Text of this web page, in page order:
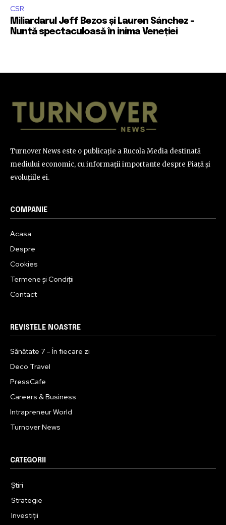
CSR
Miliardarul Jeff Bezos și Lauren Sánchez –
Nuntă spectaculoasă în inima Veneției
Turnover News este o publicație a Rucola Media destinată
mediului economic, cu informații importante despre Piață și
evoluțiile ei.
COMPANIE
Acasa
Despre
Cookies
Termene și Condiții
Contact
REVISTELE NOASTRE
Sănătate 7 – În fiecare zi
Deco Travel
PressCafe
Careers & Business
Intrapreneur World
Turnover News
CATEGORII
Știri
Strategie
Investiții